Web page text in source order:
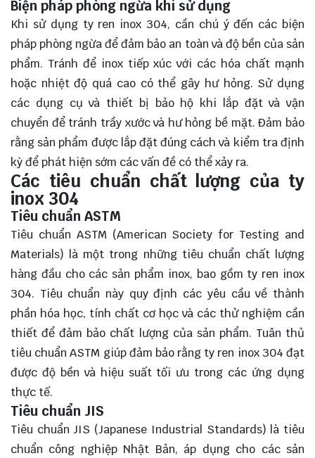
Biện pháp phòng ngừa khi sử dụng
Khi sử dụng ty ren inox 304, cần chú ý đến các biện
pháp phòng ngừa để đảm bảo an toàn và độ bền của sản
phẩm. Tránh để inox tiếp xúc với các hóa chất mạnh
hoặc nhiệt độ quá cao có thể gây hư hỏng. Sử dụng
các dụng cụ và thiết bị bảo hộ khi lắp đặt và vận
chuyển để tránh trầy xước và hư hỏng bề mặt. Đảm bảo
rằng sản phẩm được lắp đặt đúng cách và kiểm tra định
kỳ để phát hiện sớm các vấn đề có thể xảy ra.
Các tiêu chuẩn chất lượng của ty
inox 304
Tiêu chuẩn ASTM
Tiêu chuẩn ASTM (American Society for Testing and
Materials) là một trong những tiêu chuẩn chất lượng
hàng đầu cho các sản phẩm inox, bao gồm ty ren inox
304. Tiêu chuẩn này quy định các yêu cầu về thành
phần hóa học, tính chất cơ học và các thử nghiệm cần
thiết để đảm bảo chất lượng của sản phẩm. Tuân thủ
tiêu chuẩn ASTM giúp đảm bảo rằng ty ren inox 304 đạt
được độ bền và hiệu suất tối ưu trong các ứng dụng
thực tế.
Tiêu chuẩn JIS
Tiêu chuẩn JIS (Japanese Industrial Standards) là tiêu
chuẩn công nghiệp Nhật Bản, áp dụng cho các sản